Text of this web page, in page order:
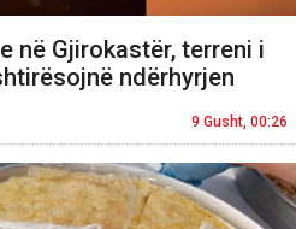
në Gjirokastër, terreni i
ndërhyrjen
9 Gusht, 00:26